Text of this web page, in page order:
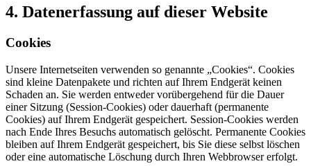
4. Datenerfassung auf dieser Website
Cookies
Unsere Internetseiten verwenden so genannte „Cookies“. Cookies
sind kleine Datenpakete und richten auf Ihrem Endgerät keinen
Schaden an. Sie werden entweder vorübergehend für die Dauer
einer Sitzung (Session-Cookies) oder dauerhaft (permanente
Cookies) auf Ihrem Endgerät gespeichert. Session-Cookies werden
nach Ende Ihres Besuchs automatisch gelöscht. Permanente Cookies
bleiben auf Ihrem Endgerät gespeichert, bis Sie diese selbst löschen
oder eine automatische Löschung durch Ihren Webbrowser erfolgt.